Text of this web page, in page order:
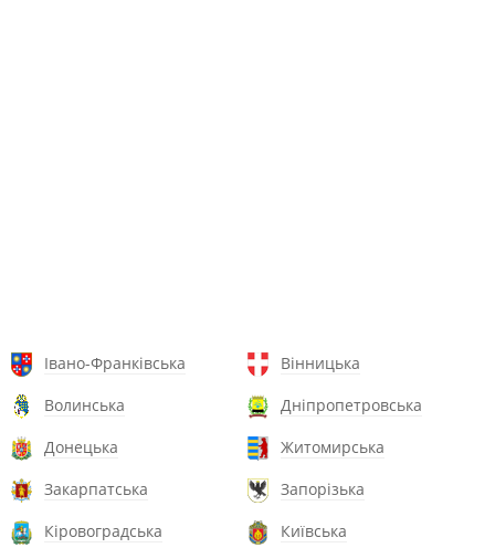
Івано-Франківська
Вінницька
Волинська
Дніпропетровська
Донецька
Житомирська
Закарпатська
Запорізька
Кіровоградська
Київська